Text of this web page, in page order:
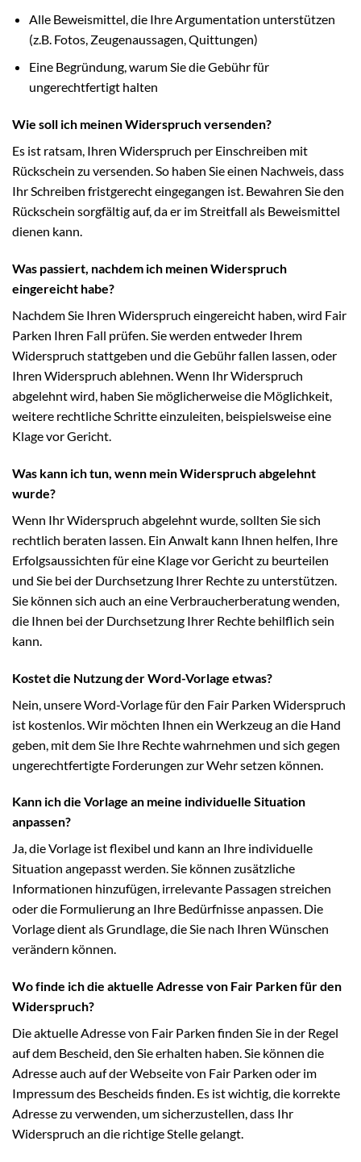
Alle Beweismittel, die Ihre Argumentation unterstützen
(z.B. Fotos, Zeugenaussagen, Quittungen)
Eine Begründung, warum Sie die Gebühr für
ungerechtfertigt halten
Wie soll ich meinen Widerspruch versenden?
Es ist ratsam, Ihren Widerspruch per Einschreiben mit
Rückschein zu versenden. So haben Sie einen Nachweis, dass
Ihr Schreiben fristgerecht eingegangen ist. Bewahren Sie den
Rückschein sorgfältig auf, da er im Streitfall als Beweismittel
dienen kann.
Was passiert, nachdem ich meinen Widerspruch
eingereicht habe?
Nachdem Sie Ihren Widerspruch eingereicht haben, wird Fair
Parken Ihren Fall prüfen. Sie werden entweder Ihrem
Widerspruch stattgeben und die Gebühr fallen lassen, oder
Ihren Widerspruch ablehnen. Wenn Ihr Widerspruch
abgelehnt wird, haben Sie möglicherweise die Möglichkeit,
weitere rechtliche Schritte einzuleiten, beispielsweise eine
Klage vor Gericht.
Was kann ich tun, wenn mein Widerspruch abgelehnt
wurde?
Wenn Ihr Widerspruch abgelehnt wurde, sollten Sie sich
rechtlich beraten lassen. Ein Anwalt kann Ihnen helfen, Ihre
Erfolgsaussichten für eine Klage vor Gericht zu beurteilen
und Sie bei der Durchsetzung Ihrer Rechte zu unterstützen.
Sie können sich auch an eine Verbraucherberatung wenden,
die Ihnen bei der Durchsetzung Ihrer Rechte behilflich sein
kann.
Kostet die Nutzung der Word-Vorlage etwas?
Nein, unsere Word-Vorlage für den Fair Parken Widerspruch
ist kostenlos. Wir möchten Ihnen ein Werkzeug an die Hand
geben, mit dem Sie Ihre Rechte wahrnehmen und sich gegen
ungerechtfertigte Forderungen zur Wehr setzen können.
Kann ich die Vorlage an meine individuelle Situation
anpassen?
Ja, die Vorlage ist flexibel und kann an Ihre individuelle
Situation angepasst werden. Sie können zusätzliche
Informationen hinzufügen, irrelevante Passagen streichen
oder die Formulierung an Ihre Bedürfnisse anpassen. Die
Vorlage dient als Grundlage, die Sie nach Ihren Wünschen
verändern können.
Wo finde ich die aktuelle Adresse von Fair Parken für den
Widerspruch?
Die aktuelle Adresse von Fair Parken finden Sie in der Regel
auf dem Bescheid, den Sie erhalten haben. Sie können die
Adresse auch auf der Webseite von Fair Parken oder im
Impressum des Bescheids finden. Es ist wichtig, die korrekte
Adresse zu verwenden, um sicherzustellen, dass Ihr
Widerspruch an die richtige Stelle gelangt.